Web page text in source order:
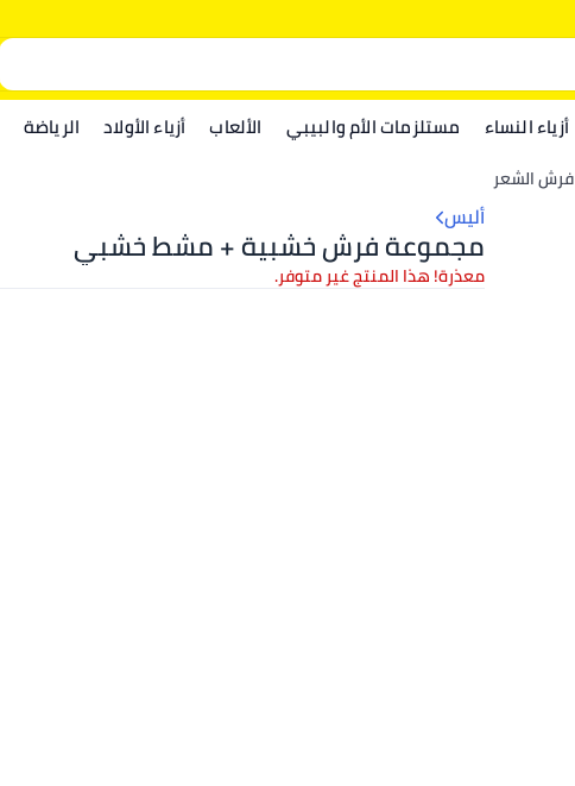
أزياء النساء مستلزمات الأم والبيبي الألعاب أزياء الأولاد الرياضة
فرش الشعر
أليس
مجموعة فرش خشبية + مشط خشبي
معذرة! هذا المنتج غير متوفر.